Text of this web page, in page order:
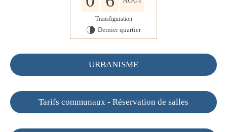
Transfiguration
U Dernier quartier
URBANISME
Tarifs communaux - Réservation de salles